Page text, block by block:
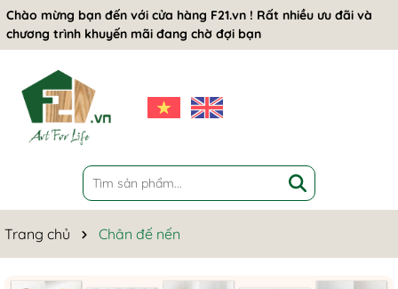
Chào mừng bạn đến với cửa hàng F21.vn ! Rất nhiều ưu đãi và
chương trình khuyến mãi đang chờ đợi bạn
Trang chủ Chân đế nến
Mã giảm giá: